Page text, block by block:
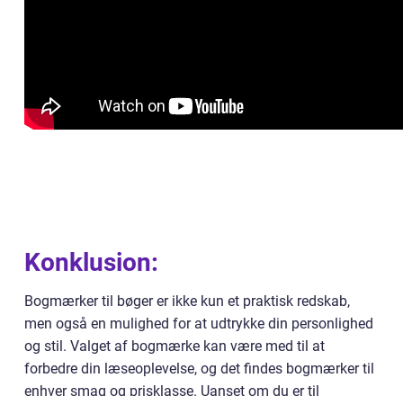
Konklusion:
Bogmærker til bøger er ikke kun et praktisk redskab,
men også en mulighed for at udtrykke din personlighed
og stil. Valget af bogmærke kan være med til at
forbedre din læseoplevelse, og det findes bogmærker til
enhver smag og prisklasse. Uanset om du er til